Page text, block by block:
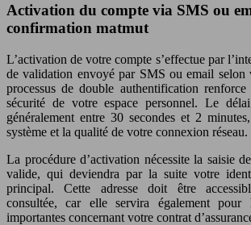
Activation du compte via SMS ou
confirmation matmut
L’activation de votre compte s’effectue par
de validation envoyé par SMS ou email selon
processus de double authentification renforce
sécurité de votre espace personnel. Le
généralement entre 30 secondes et 2
système et la qualité de votre connexion réseau.
La procédure d’activation nécessite la saisie
valide, qui deviendra par la suite votre
principal. Cette adresse doit être
consultée, car elle servira également pour
importantes concernant votre contrat